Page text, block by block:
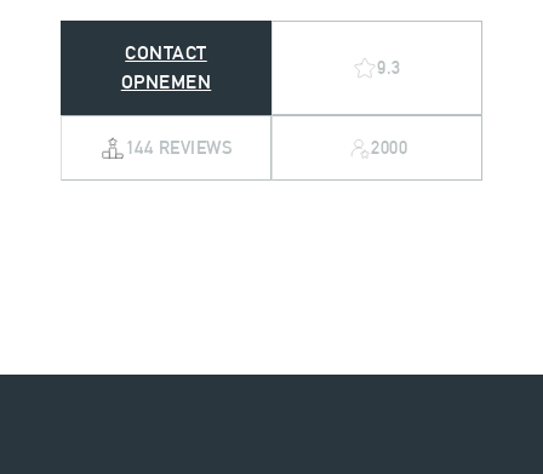
CONTACT
OPNEMEN
9.3
144 REVIEWS 2000